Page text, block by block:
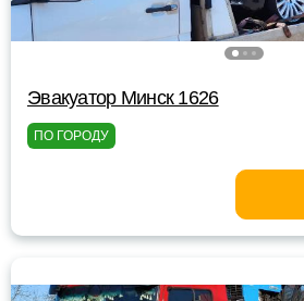
Эвакуатор Минск 1626
ПО ГОРОДУ